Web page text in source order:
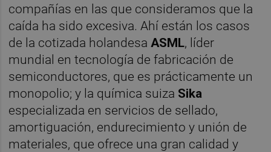
compañías en las que consideramos que la
caída ha sido excesiva. Ahí están los casos
de la cotizada holandesaASML, líder
mundial en tecnología de fabricación de
semiconductores, que es prácticamente un
monopolio; y la química suiza Sika
especializada en servicios de sellado,
amortiguación, endurecimiento y unión de
materiales, que ofrece una gran calidad y